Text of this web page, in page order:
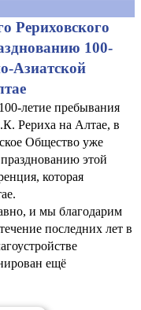
Рериховского
100-
Азиатской
летие пребывания
Рериха на Алтае, в
Общество уже
этой
которая
и мы благодарим
последних лет в
ещё